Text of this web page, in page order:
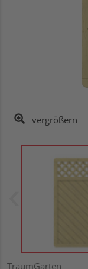
vergrößern
TraumGarten